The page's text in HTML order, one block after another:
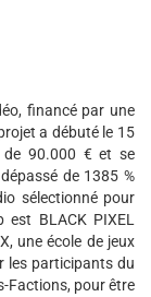
financé par une
a débuté le 15
de 90.000 € et se
de 1385 %
sélectionné pour
BLACK PIXEL
une école de jeux
les participants du
Factions, pour être